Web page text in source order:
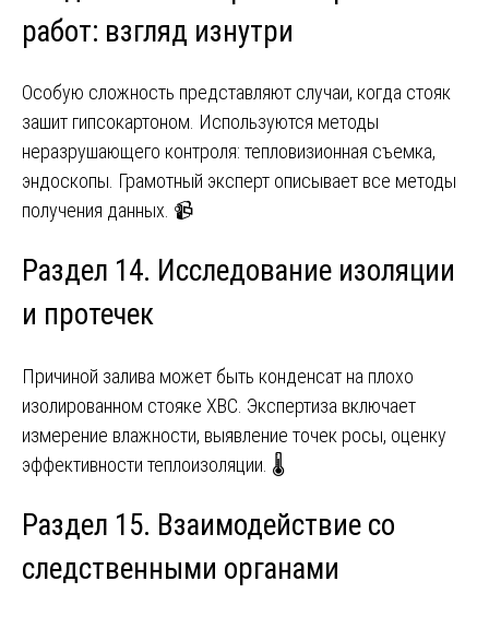
работ: взгляд изнутри
Особую сложность представляют случаи, когда стояк
зашит гипсокартоном. Используются методы
неразрушающего контроля: тепловизионная съемка,
эндоскопы. Грамотный эксперт описывает все методы
получения данных. 📹
Раздел 14. Исследование изоляции
и протечек
Причиной залива может быть конденсат на плохо
изолированном стояке ХВС. Экспертиза включает
измерение влажности, выявление точек росы, оценку
эффективности теплоизоляции. 🌡️
Раздел 15. Взаимодействие со
следственными органами